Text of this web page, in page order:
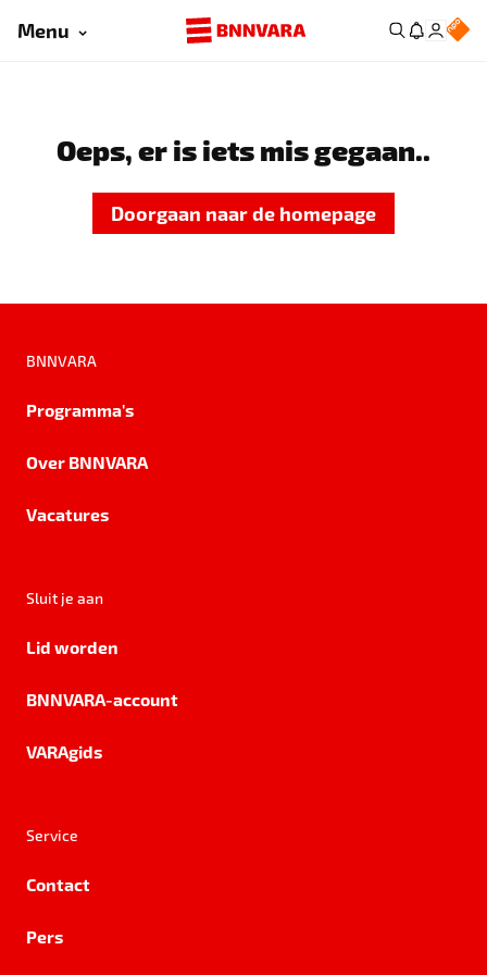
Menu
Oeps, er is iets mis gegaan..
Doorgaan naar de homepage
BNNVARA
Programma's
Over BNNVARA
Vacatures
Sluit je aan
Lid worden
BNNVARA-account
VARAgids
Service
Contact
Pers